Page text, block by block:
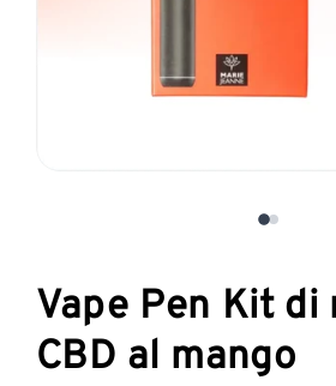
una
finestra
modale
Vape Pen Kit
CBD al mango